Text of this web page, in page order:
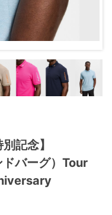
記念】
ドバーグ）Tour